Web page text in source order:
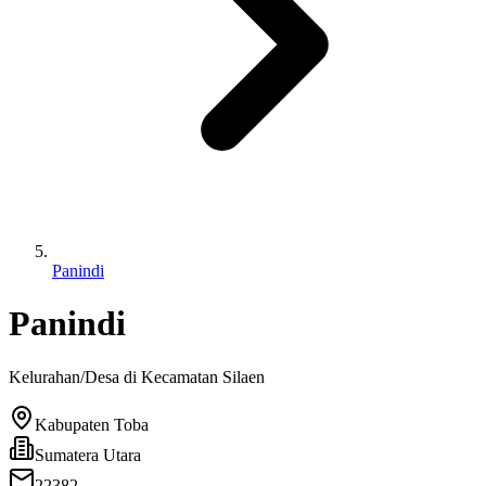
Panindi
Panindi
Kelurahan/Desa di Kecamatan Silaen
Kabupaten Toba
Sumatera Utara